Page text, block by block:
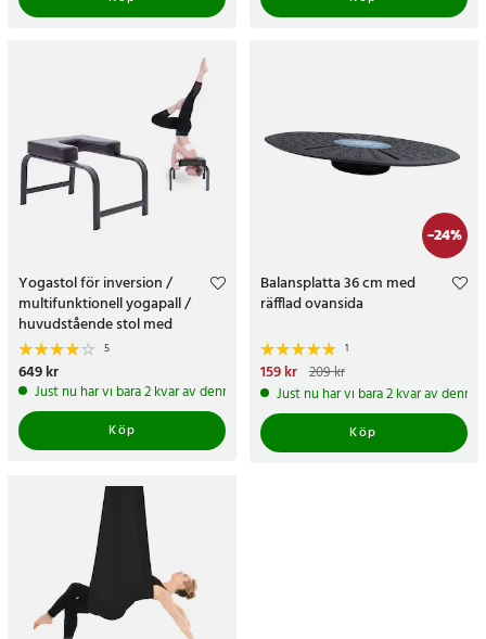
Yogastol för inversion /
multifunktionell yogapall /
huvudstående stol med
axelstöd / träningsstol brun
5
Pris:649 kr
649 kr
Just nu har vi bara 2 kvar av denna produkt
Köp
-24%
Balansplatta 36 cm med
räfflad ovansida
1
Nuvarande pris
pris:209 kr
159 kr 209 kr
Just nu har vi bara 2 kvar av denna
Köp